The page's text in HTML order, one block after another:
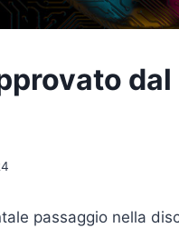
passaggio nella